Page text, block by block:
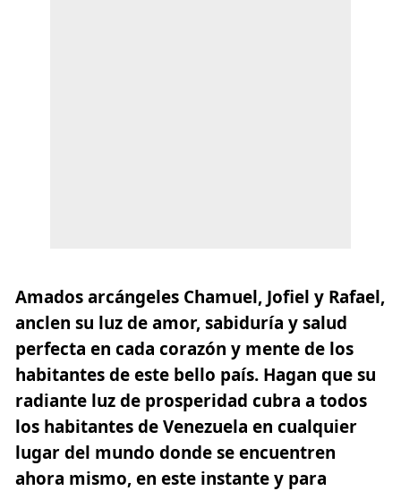
Amados arcángeles Chamuel, Jofiel y Rafael,
anclen su luz de amor, sabiduría y salud
perfecta en cada corazón y mente de los
habitantes de este bello país. Hagan que su
radiante luz de prosperidad cubra a todos
los habitantes de Venezuela en cualquier
lugar del mundo donde se encuentren
ahora mismo, en este instante y para